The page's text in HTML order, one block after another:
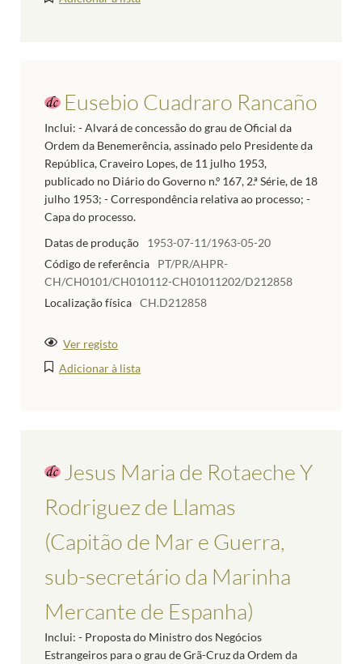
Eusebio Cuadraro Rancaño
Inclui: - Alvará de concessão do grau de Oficial da
Ordem da Benemerência, assinado pelo Presidente da
República, Craveiro Lopes, de 11 julho 1953,
publicado no Diário do Governo n.º 167, 2.ª Série, de 18
julho 1953; - Correspondência relativa ao processo; -
Capa do processo.
Datas de produção
1953-07-11/1963-05-20
Código de referência
PT/PR/AHPR-
CH/CH0101/CH010112-CH01011202/D212858
Localização física CH.D212858
Ver registo
Adicionar à lista
Jesus Maria de Rotaeche Y
Rodriguez de Llamas
(Capitão de Mar e Guerra,
sub-secretário da Marinha
Mercante de Espanha)
Inclui: - Proposta do Ministro dos Negócios
Estrangeiros para o grau de Grã-Cruz da Ordem da